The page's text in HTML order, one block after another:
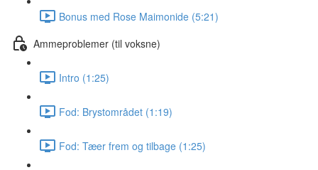
Bonus med Rose Maimonide (5:21)
Ammeproblemer (til voksne)
Intro (1:25)
Fod: Brystområdet (1:19)
Fod: Tæer frem og tilbage (1:25)